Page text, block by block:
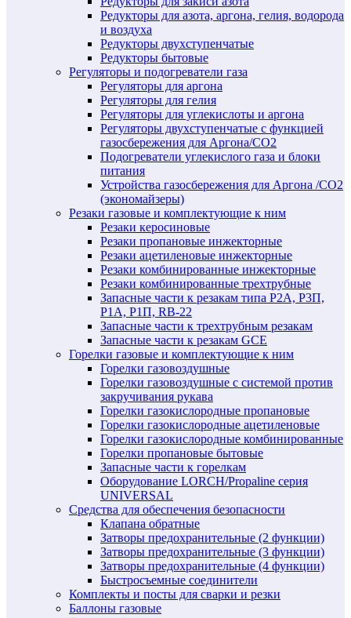
Редукторы для азота, аргона, гелия, водорода
и воздуха
Редукторы двухступенчатые
Редукторы бытовые
Регуляторы и подогреватели газа
Регуляторы для аргона
Регуляторы для гелия
Регуляторы для углекислоты и аргона
Регуляторы двухступенчатые c функцией
газосбережения для Аргона/СО2
Подогреватели углекислого газа и блоки
питания
Устройства газосбережения для Аргона /СО2
(экономайзеры)
Резаки газовые и комплектующие к ним
Резаки керосиновые
Резаки пропановые инжекторные
Резаки ацетиленовые инжекторные
Резаки комбинированные инжекторные
Резаки комбинированные трехтрубные
Запасные части к резакам типа Р2А, Р3П,
Р1А, Р1П, RB-22
Запасные части к трехтрубным резакам
Запасные части к резакам GCE
Горелки газовые и комплектующие к ним
Горелки газовоздушные
Горелки газовоздушные с системой против
закручивания рукава
Горелки газокислородные пропановые
Горелки газокислородные ацетиленовые
Горелки газокислородные комбинированные
Горелки пропановые бытовые
Запасные части к горелкам
Оборудование LORCH/Propaline серия
UNIVERSAL
Средства для обеспечения безопасности
Клапана обратные
Затворы предохранительные (2 функции)
Затворы предохранительные (3 функции)
Затворы предохранительные (4 функции)
Быстросъемные соединители
Комплекты и посты для сварки и резки
Баллоны газовые